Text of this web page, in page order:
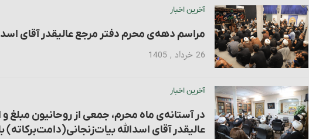
آخرین اخبار
مراسم دهه‌ی محرم دفتر مرجع عالیقدر آقای
26 خرداد , 1405
آخرین اخبار
در آستانه‌ی ماه محرم، جمعی از روحانیون مبلغ
عالیقدر آقای اسدالله بیات‌زنجانی(دامت‌برکاته)